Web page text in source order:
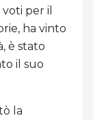
per il
ha vinto
è stato
il suo
la